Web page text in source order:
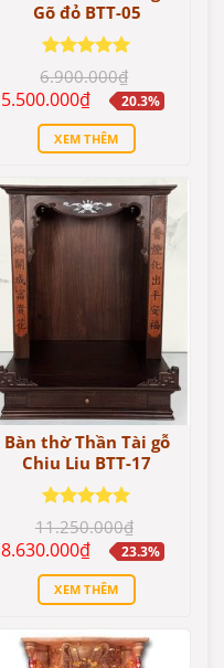
Gõ đỏ BTT-05
Được xếp
hạng55
sao
6.900.000₫
Giá
gốc
6.900.000₫.
5.500.000₫Giá
hiện
tại
là:
5.500.000₫.
20.3%
XEM THÊM
Bàn thờ Thần Tài gỗ
Chiu Liu BTT-17
Được xếp
hạng55
sao
11.250.000₫
Giá
gốc
11.250.000₫.
8.630.000₫Giá
hiện
tại
là:
8.630.000₫.
23.3%
XEM THÊM